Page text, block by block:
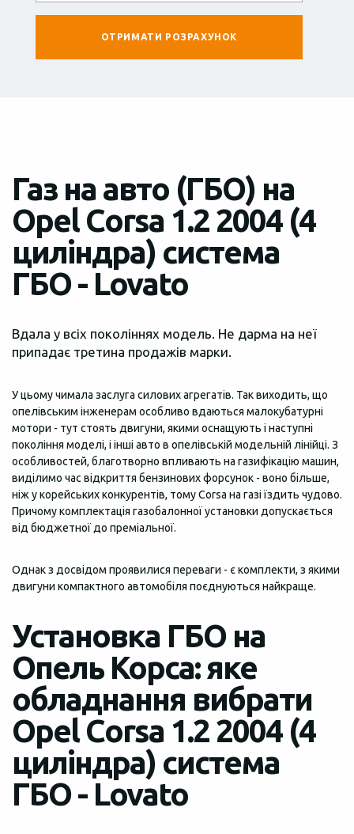
Газ на авто (ГБО) на
Opel Corsa 1.2 2004 (4
циліндра) система
ГБО - Lovato
Вдала у всіх поколіннях модель. Не дарма на неї
припадає третина продажів марки.
У цьому чимала заслуга силових агрегатів. Так виходить, що
опелівським інженерам особливо вдаються малокубатурні
мотори - тут стоять двигуни, якими оснащують і наступні
покоління моделі, і інші авто в опелівській модельній лінійці. З
особливостей, благотворно впливають на газифікацію машин,
виділимо час відкриття бензинових форсунок - воно більше,
ніж у корейських конкурентів, тому Corsa на газі їздить чудово.
Причому комплектація газобалонної установки допускається
від бюджетної до преміальної.
Однак з досвідом проявилися переваги - є комплекти, з якими
двигуни компактного автомобіля поєднуються найкраще.
Установка ГБО на
Опель Корса: яке
обладнання вибрати
Opel Corsa 1.2 2004 (4
циліндра) система
ГБО - Lovato